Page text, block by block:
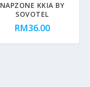
NAPZONE KKIA BY
SOVOTEL
RM36.00